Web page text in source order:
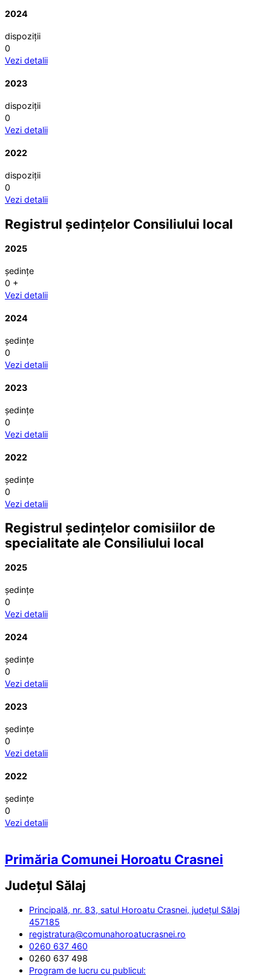
2024
dispoziții
0
Vezi detalii
2023
dispoziții
0
Vezi detalii
2022
dispoziții
0
Vezi detalii
Registrul ședințelor Consiliului local
2025
ședințe
0 +
Vezi detalii
2024
ședințe
0
Vezi detalii
2023
ședințe
0
Vezi detalii
2022
ședințe
0
Vezi detalii
Registrul ședințelor comisiilor de
specialitate ale Consiliului local
2025
ședințe
0
Vezi detalii
2024
ședințe
0
Vezi detalii
2023
ședințe
0
Vezi detalii
2022
ședințe
0
Vezi detalii
Primăria Comunei Horoatu Crasnei
Județul Sălaj
Principală, nr. 83, satul Horoatu Crasnei, județul Sălaj
457185
registratura@comunahoroatucrasnei.ro
0260 637 460
0260 637 498
Program de lucru cu publicul: